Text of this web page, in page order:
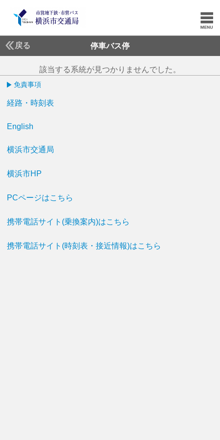
戻る 停車バス停
該当する系統が見つかりませんでした。
免責事項
経路・時刻表
English
横浜市交通局
横浜市HP
PCページはこちら
携帯電話サイト(乗換案内)はこちら
携帯電話サイト(時刻表・接近情報)はこちら